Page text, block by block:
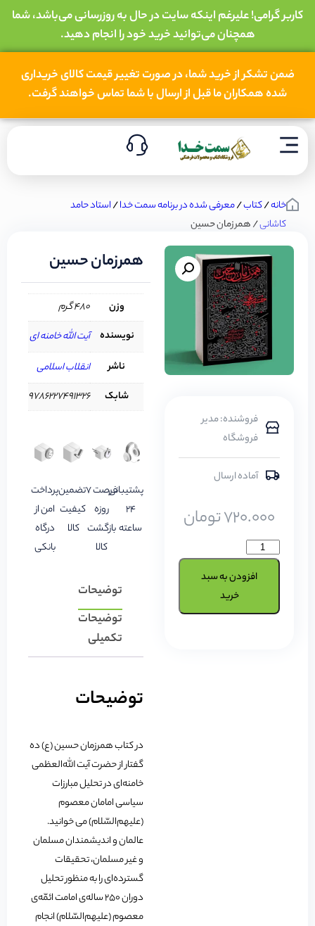
کاربر گرامی! علیرغم اینکه سایت در حال به روزرسانی می‌باشد، شما
همچنان می‌توانید خرید خود را انجام دهید.
ضمن تشکر از خرید شما، در صورت تغییر قیمت کالای خریداری
شده همکاران ما قبل از ارسال با شما تماس خواهند گرفت.
خانه/کتاب/معرفی شده در برنامه سمت خدا/استاد حامد
کاشانی/ همرزمان حسین
فروشنده: مدیر
فروشگاه
آماده ارسال
720.000تومان
افزودن به سبد
خرید
همرزمان حسین
وزن
480 گرم
نویسنده
آیت الله خامنه ای
ناشر
انقلاب اسلامی
شابک
9786227491326
پشتیبانی
24
ساعته
فرصت 7
روزه
بازگشت
کالا
تضمین
کیفیت
کالا
پرداخت
امن از
درگاه
بانکی
توضیحات
توضیحات
تکمیلی
توضیحات
در کتاب همرزمان حسین (ع) ده
گفتار از حضرت آیت الله‌العظمی
خامنه‌ای در تحلیل مبارزات
سیاسی امامان معصوم
(علیهم‌السّلام) می خوانید.
عالمان و اندیشمندان مسلمان
و غیر مسلمان، تحقیقات
گسترده‌ای را به منظور تحلیل
دوران 250 ساله‌ی امامت ائمّه‌ی
معصوم (علیهم‌السّلام) انجام